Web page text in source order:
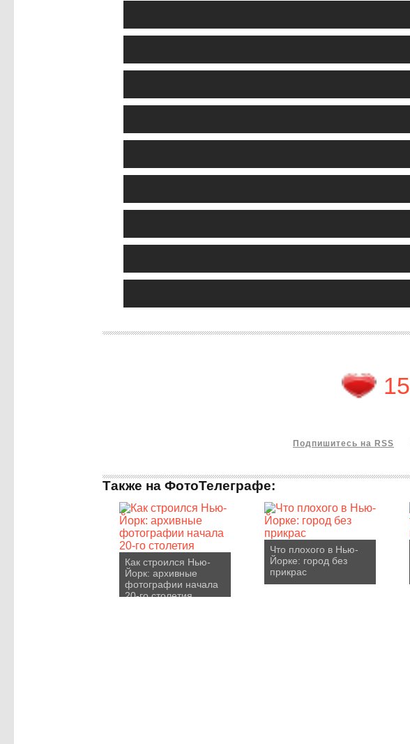
15
Подпишитесь на RSS
Также на ФотоТелеграфе:
Как строился Нью-
Йорк: архивные
фотографии начала
20-го столетия
Что плохого в Нью-
Йорке: город без
прикрас